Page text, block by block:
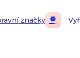
značky